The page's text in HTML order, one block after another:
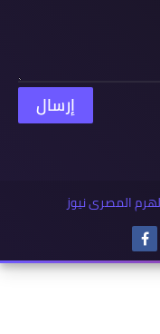
المصرى نيوز